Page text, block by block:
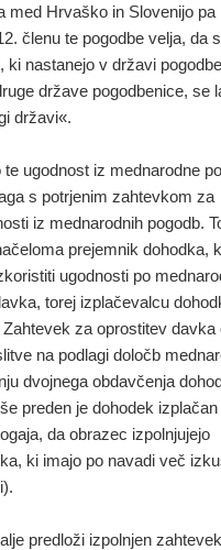
med Hrvaško in Slovenijo
členu te pogodbe velja, da
ki nastanejo v državi
države pogodbenice, se
državi«.
ugodnost iz mednarodne
s potrjenim zahtevkom za
iz mednarodnih pogodb.
prejemnik dohodka,
ugodnosti po
torej izplačevalcu
za oprostitev davka
na podlagi določb
dvojnega obdavčenja
preden je dohodek
da obrazec izpolnjujejo
ki imajo po navadi več
predloži izpolnjen zahtevek